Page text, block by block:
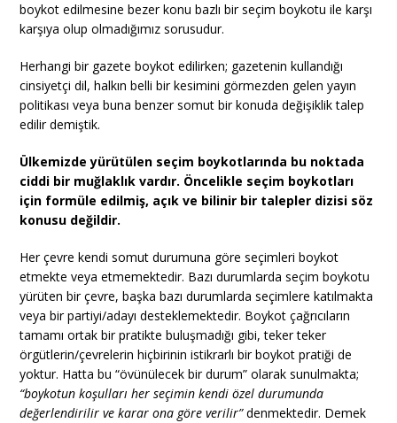
boykot edilmesine bezer konu bazlı bir seçim boykotu ile karşı
karşıya olup olmadığımız sorusudur.
Herhangi bir gazete boykot edilirken; gazetenin kullandığı
cinsiyetçi dil, halkın belli bir kesimini görmezden gelen yayın
politikası veya buna benzer somut bir konuda değişiklik talep
edilir demiştik.
Ülkemizde yürütülen seçim boykotlarında bu noktada
ciddi bir muğlaklık vardır. Öncelikle seçim boykotları
için formüle edilmiş, açık ve bilinir bir talepler dizisi söz
konusu değildir.
Her çevre kendi somut durumuna göre seçimleri boykot
etmekte veya etmemektedir. Bazı durumlarda seçim boykotu
yürüten bir çevre, başka bazı durumlarda seçimlere katılmakta
veya bir partiyi/adayı desteklemektedir. Boykot çağrıcıların
tamamı ortak bir pratikte buluşmadığı gibi, teker teker
örgütlerin/çevrelerin hiçbirinin istikrarlı bir boykot pratiği de
yoktur. Hatta bu “övünülecek bir durum” olarak sunulmakta;
“boykotun koşulları her seçimin kendi özel durumunda
değerlendirilir ve karar ona göre verilir”denmektedir. Demek